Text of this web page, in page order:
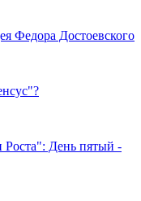
Федора Достоевского
День пятый -